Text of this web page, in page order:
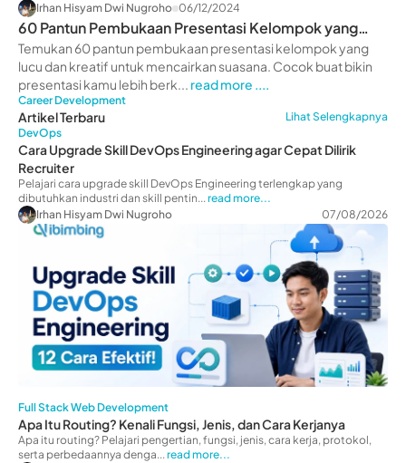
Irhan Hisyam Dwi Nugroho 06/12/2024
60 Pantun Pembukaan Presentasi Kelompok yang
Lucu
Temukan 60 pantun pembukaan presentasi kelompok yang
lucu dan kreatif untuk mencairkan suasana. Cocok buat bikin
presentasi kamu lebih berk... read more ....
Career Development
Artikel Terbaru
Lihat Selengkapnya
DevOps
Cara Upgrade Skill DevOps Engineering agar Cepat Dilirik
Recruiter
Pelajari cara upgrade skill DevOps Engineering terlengkap yang
dibutuhkan industri dan skill pentin...read more...
Irhan Hisyam Dwi Nugroho
07/08/2026
Full Stack Web Development
Apa Itu Routing? Kenali Fungsi, Jenis, dan Cara Kerjanya
Apa itu routing? Pelajari pengertian, fungsi, jenis, cara kerja, protokol,
serta perbedaannya denga...read more...